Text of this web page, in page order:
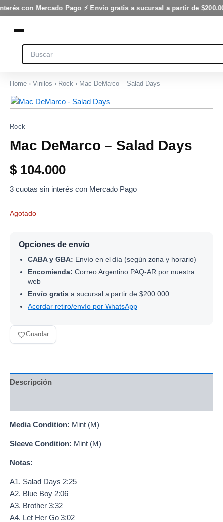
con Mercado Pago ⚡ Envío gratis a sucursal a partir de
Ir
al
contenido
Search
Home › Vinilos › Rock › Mac DeMarco – Salad Days
Rock
Mac DeMarco – Salad Days
$ 104.000
3 cuotas sin interés con Mercado Pago
Agotado
Opciones de envío
CABA y GBA: Envío en el día (según zona y horario)
Encomienda: Correo Argentino PAQ-AR por nuestra
web
Envío gratis a sucursal a partir de $200.000
Acordar retiro/envío por WhatsApp
Guardar
Descripción
Media Condition: Mint (M)
Sleeve Condition: Mint (M)
Notas:
A1. Salad Days 2:25
A2. Blue Boy 2:06
A3. Brother 3:32
A4. Let Her Go 3:02